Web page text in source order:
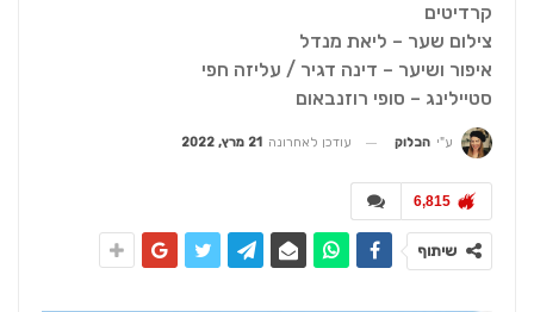
קרדיטים
צילום שער – ליאת מנדל
איפור ושיער – דינה דגיר / עליזה חפי
סטיילינג – סופי רוזנבאום
ע"י הבלוק עודכן לאחרונה 21 מרץ, 2022
6,815
שיתוף